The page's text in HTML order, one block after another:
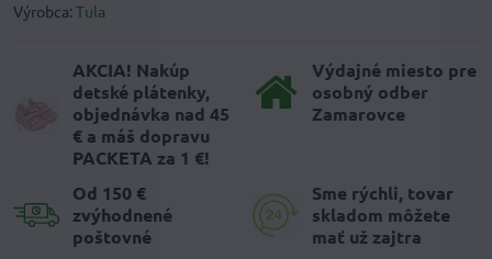
Výrobca: Tula
AKCIA! Nakúp
detské plátenky,
objednávka nad 45
€ a máš dopravu
PACKETA za 1 €!
Výdajné miesto pre
osobný odber
Zamarovce
Od 150 €
zvýhodnené
poštovné
Sme rýchli, tovar
skladom môžete
mať už zajtra